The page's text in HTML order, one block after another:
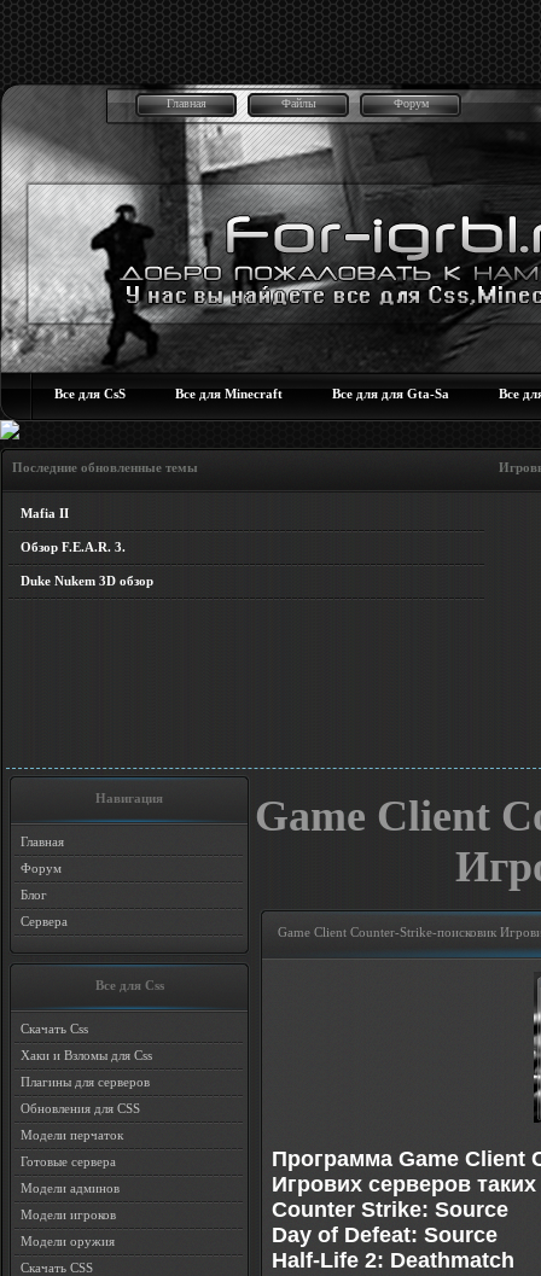
Главная Файлы Форум
Все для CsS Все для Minecraft Все для для Gta-Sa Все
Последние обновленные темы Игровые
Mafia II
Обзор F.E.A.R. 3.
Duke Nukem 3D обзор
Навигация
Главная
Форум
Блог
Сервера
Все для Css
Скачать Css
Хаки и Взломы для Css
Плагины для серверов
Обновления для CSS
Модели перчаток
Готовые сервера
Модели админов
Модели игроков
Модели оружия
Скачать CSS
Game Client
Game Client Counter-Strike-поисковик
Программа Game Client
Игрових серверов таких
Counter Strike: Source
Day of Defeat: Source
Half-Life 2: Deathmatch